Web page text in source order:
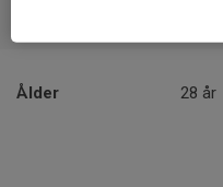
Ålder 28 år